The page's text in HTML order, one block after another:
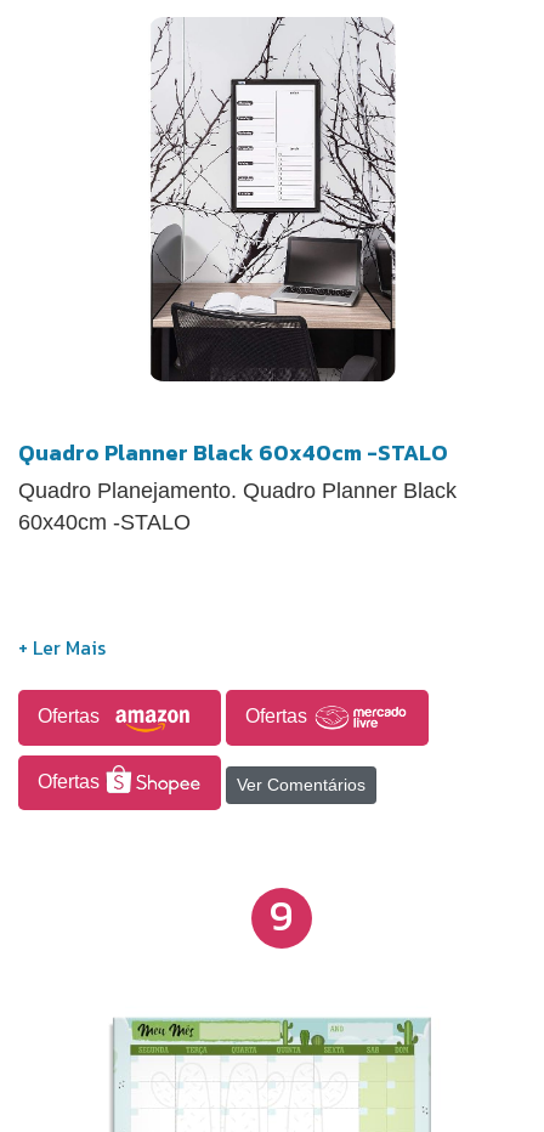
Quadro Planner Black 60x40cm -STALO
Quadro Planejamento. Quadro Planner Black
60x40cm -STALO
Ofertas Ofertas
Ofertas Ver Comentários
9